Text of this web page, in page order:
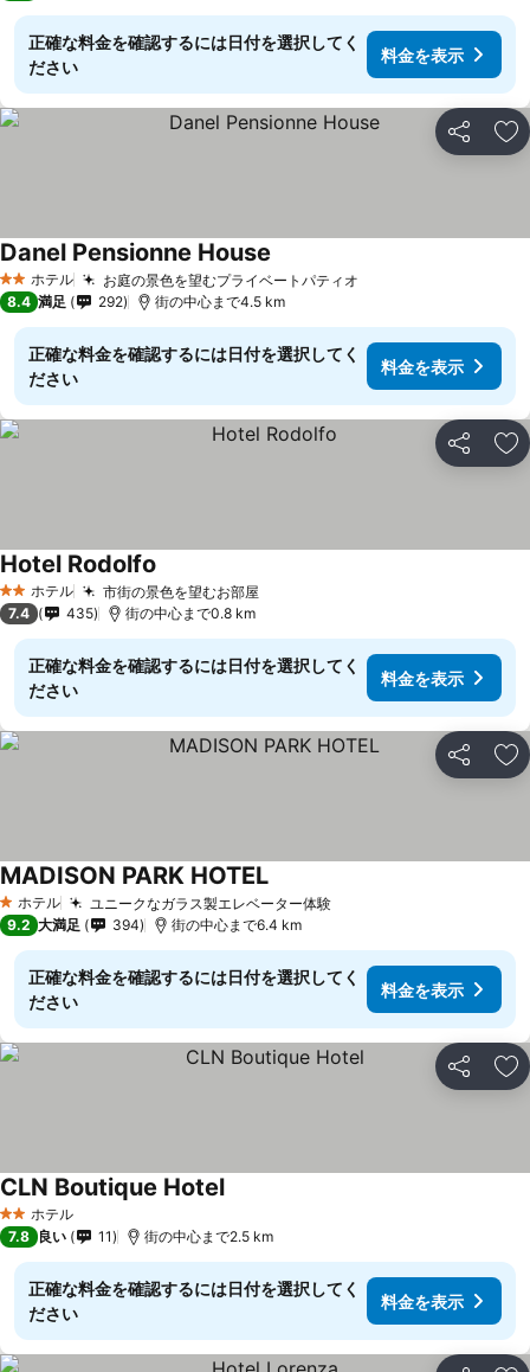
正確な料金を確認するには日付を選択してく
ださい
料金を表示
シェア お
2 ホテルのランク
ホテル お庭の景色を望むプライベートパティオ
Danel Pensionne House
8.4 満足 292 街の中心まで4.5 km
正確な料金を確認するには日付を選択してく
ださい
料金を表示
シェア お
2 ホテルのランク
ホテル 市街の景色を望むお部屋
Hotel Rodolfo
7.4 435 街の中心まで0.8 km
正確な料金を確認するには日付を選択してく
ださい
料金を表示
シェア お
1 ホテルのランク
ホテル ユニークなガラス製エレベーター体験
MADISON PARK HOTEL
9.2 大満足 394 街の中心まで6.4 km
正確な料金を確認するには日付を選択してく
ださい
料金を表示
シェア お
2 ホテルのランク
ホテル
CLN Boutique Hotel
7.8 良い 11 街の中心まで2.5 km
正確な料金を確認するには日付を選択してく
ださい
料金を表示